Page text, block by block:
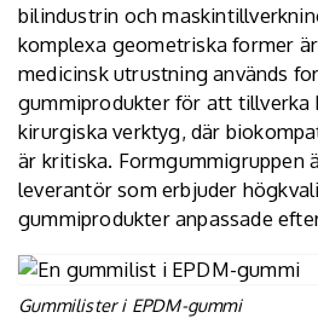
bilindustrin och
komplexa geometriska former
medicinsk utrustning används
gummiprodukter för att tillverka
kirurgiska verktyg, där
är kritiska. Formgummigruppen
leverantör som erbjuder
gummiprodukter anpassade
Gummilister i EPDM-gummi